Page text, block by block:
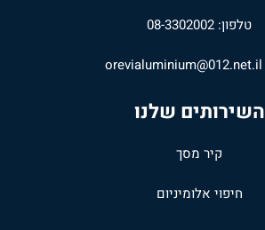
טלפון: 08-3302002
orevialuminium@012.net.il
השירותים שלנו
קיר מסך
חיפוי אלומיניום